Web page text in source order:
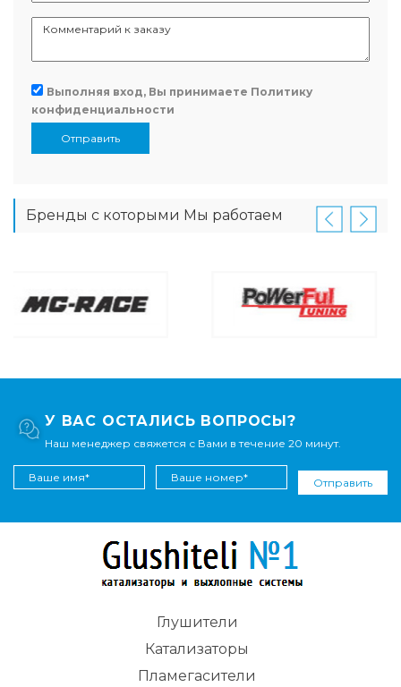
Выполняя вход, Вы принимаете Политику
конфиденциальности
Отправить
Бренды с которыми Мы работаем
У ВАС ОСТАЛИСЬ ВОПРОСЫ?
Наш менеджер свяжется с Вами в течение 20 минут.
Отправить
Глушители
Катализаторы
Пламегасители